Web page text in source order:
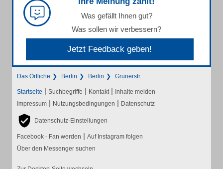
Was gefällt Ihnen gut?
Was sollen wir verbessern?
Jetzt Feedback geben!
Das Örtliche Berlin Berlin Grunerstr
Startseite | Suchbegriffe | Kontakt | Inhalte melden
Impressum | Nutzungsbedingungen | Datenschutz
Datenschutz-Einstellungen
Facebook - Fan werden | Auf Instagram folgen
Über den Messenger suchen